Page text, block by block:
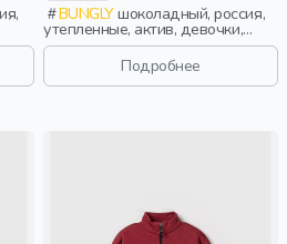
BUNGLYшоколадный, россия,
утепленные, актив, девочки,
малыши, дошкольники, дети
Подробнее